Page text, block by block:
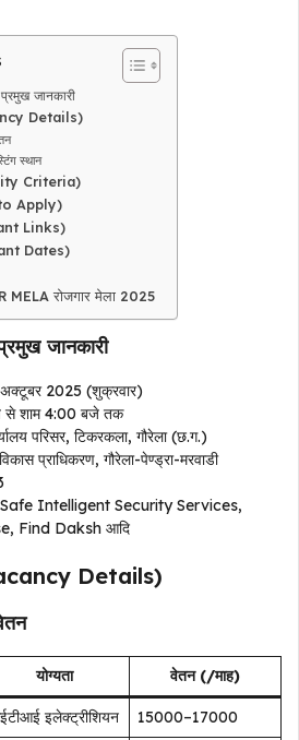
जानकारी
Details)
स्थान
Criteria)
to Apply)
Links)
Dates)
रोजगार मेला 2025
जानकारी
2025 (शुक्रवार)
शाम 4:00 बजे तक
परिसर, टिकरकला, गौरेला (छ.ग.)
प्राधिकरण, गौरेला-पेण्ड्रा-मरवाडी
Safe Intelligent Security Services,
Find Daksh आदि
Details)
योग्यता वेतन (₹/माह)
इलेक्ट्रीशियन
₹15000–17000